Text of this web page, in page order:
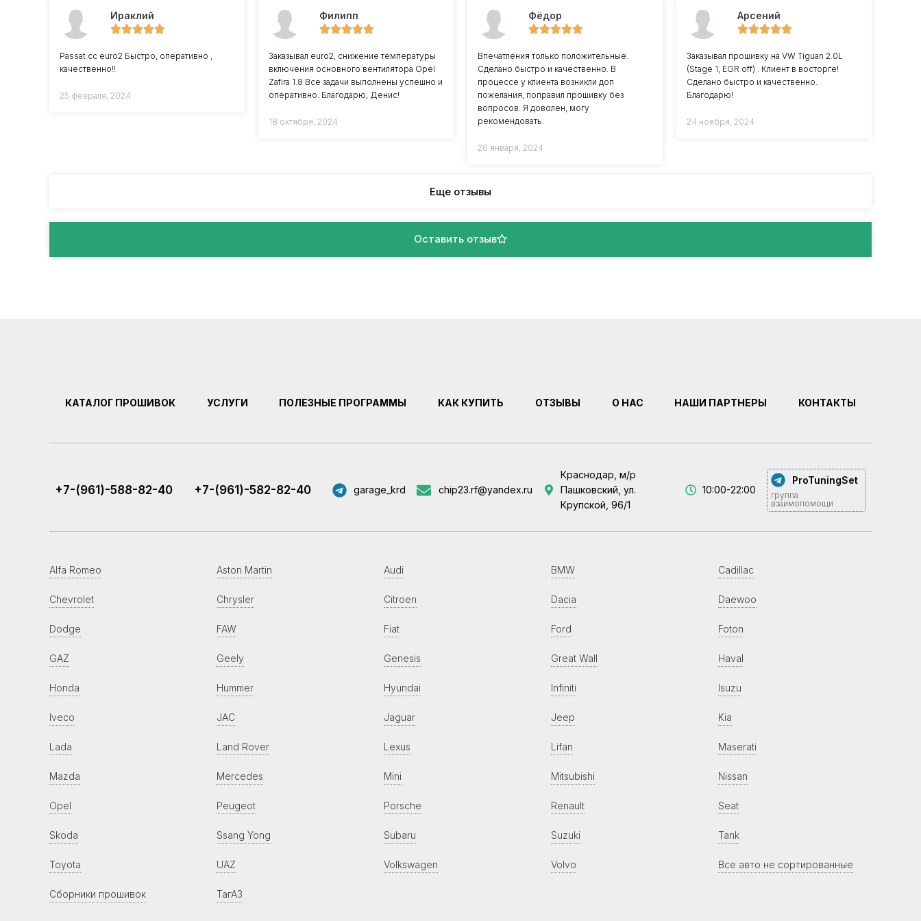
Ираклий
Passat cc euro2 Быстро, оперативно ,
качественно!!
25 февраля, 2024
Филипп
Заказывал euro2, снижение температуры
включения основного вентилятора Opel
Zafira 1.8 Все задачи выполнены успешно и
оперативно. Благодарю, Денис!
18 октября, 2024
Фёдор
Впечатления только положительные.
Сделано быстро и качественно. В
процессе у клиента возникли доп
пожелания, поправил прошивку без
вопросов. Я доволен, могу
рекомендовать.
26 января, 2024
Арсений
Заказывал прошивку на VW Tiguan 2.0L
(Stage 1, EGR off) . Клиент в восторге!
Сделано быстро и качественно.
Благодарю!
24 ноября, 2024
Еще отзывы
Оставить отзыв
КАТАЛОГ ПРОШИВОК УСЛУГИ ПОЛЕЗНЫЕ ПРОГРАММЫ КАК КУПИТЬ ОТЗЫВЫ О НАС НАШИ ПАРТНЕРЫ КОНТАКТЫ
+7-(961)-588-82-40 +7-(961)-582-82-40 garage_krd chip23.rf@yandex.ru
Краснодар, м/р
Пашковский, ул.
Крупской, 96/1
10:00-22:00
ProTuningSet
группа
взаимопомощи
Alfa Romeo Aston Martin Audi BMW Cadillac
Chevrolet Chrysler Citroen Dacia Daewoo
Dodge FAW Fiat Ford Foton
GAZ Geely Genesis Great Wall Haval
Honda Hummer Hyundai Infiniti Isuzu
Iveco JAC Jaguar Jeep Kia
Lada Land Rover Lexus Lifan Maserati
Mazda Mercedes Mini Mitsubishi Nissan
Opel Peugeot Porsche Renault Seat
Skoda Ssang Yong Subaru Suzuki Tank
Toyota UAZ Volkswagen Volvo Все авто не сортированные
Сборники прошивок ТагАЗ